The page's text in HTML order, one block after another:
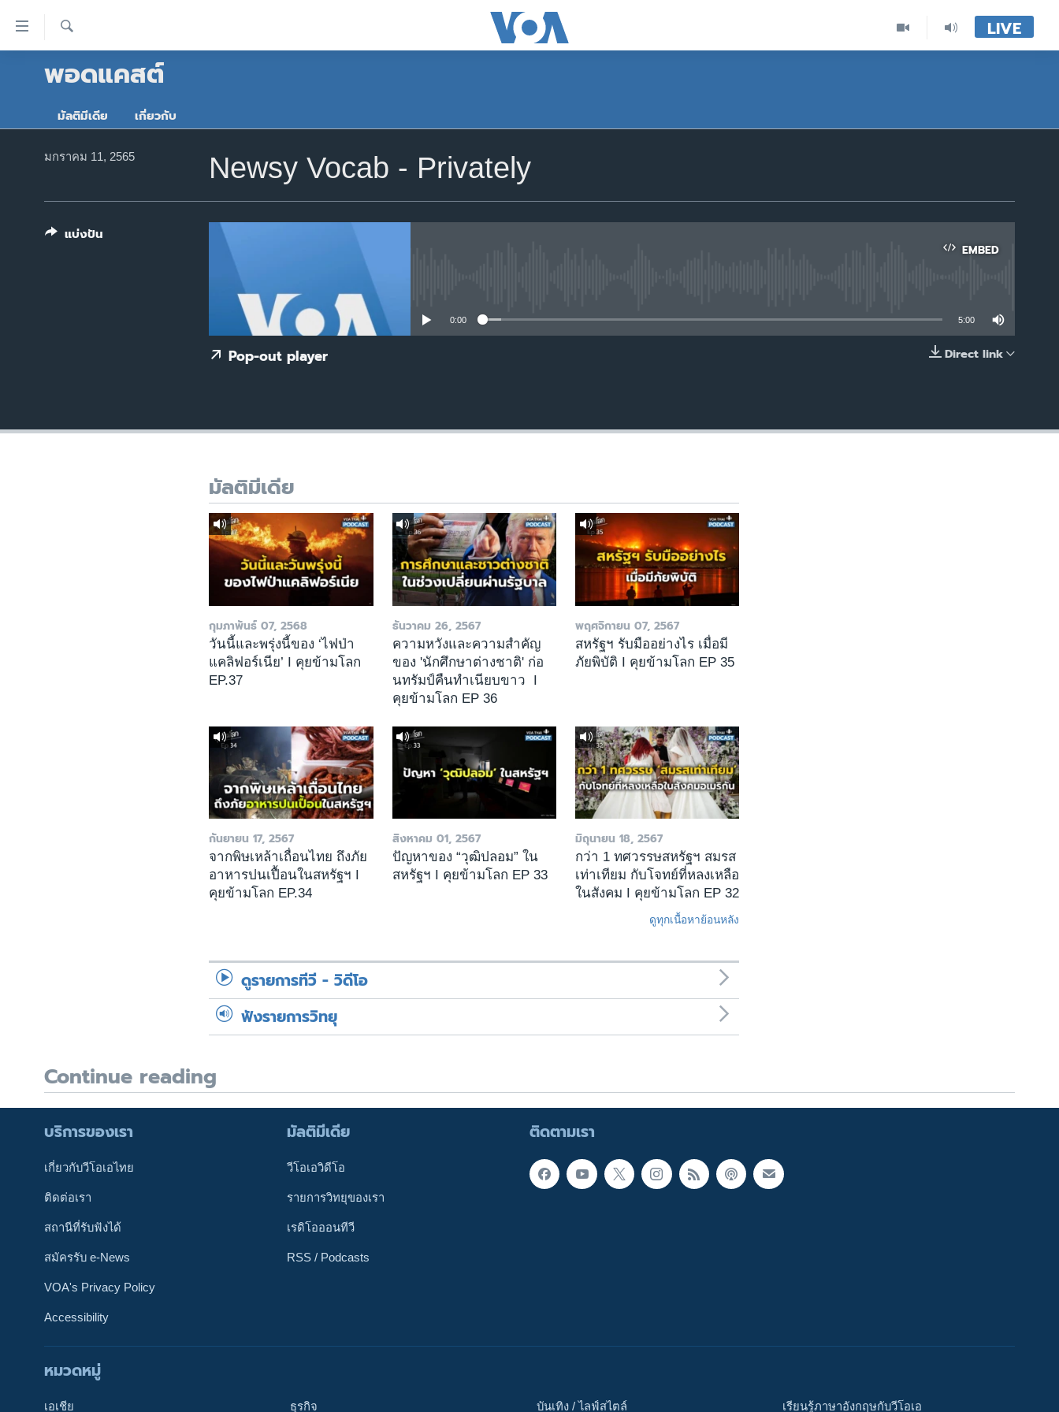
เนื้อหา
หน้าหลัก
เอเชีย
สหรัฐฯ
วิทยาศาสตร์
ติดตามเรา
LIVE
พอดแคสต์
มัลติมีเดีย เกี่ยวกับ
Newsy Vocab - Privately
มกราคม 11, 2565
EMBED
EMBED
0:00 5:00
Direct link
Pop-out player
แบ่งปัน
มัลติมีเดีย
กุมภาพันธ์ 07, 2568
วันนี้และพรุ่งนี้ของ ‘ไฟป่า
แคลิฟอร์เนีย’ I คุยข้ามโลก
EP.37
ธันวาคม 26, 2567
ความหวังและความสำคัญ
ของ 'นักศึกษาต่างชาติ' ก่อ
นทรัมป์คืนทำเนียบขาว I
คุยข้ามโลก EP 36
พฤศจิกายน 07, 2567
สหรัฐฯ รับมืออย่างไร เมื่อมี
ภัยพิบัติ I คุยข้ามโลก EP 35
กันยายน 17, 2567
จากพิษเหล้าเถื่อนไทย ถึงภัย
อาหารปนเปื้อนในสหรัฐฯ I
คุยข้ามโลก EP.34
สิงหาคม 01, 2567
ปัญหาของ “วุฒิปลอม” ใน
สหรัฐฯ I คุยข้ามโลก EP 33
มิถุนายน 18, 2567
กว่า 1 ทศวรรษสหรัฐฯ สมรส
เท่าเทียม กับโจทย์ที่หลงเหลือ
ในสังคม I คุยข้ามโลก EP 32
ดูทุกเนื้อหาย้อนหลัง
ดูรายการทีวี - วิดีโอ
ฟังรายการวิทยุ
Continue reading
ติดตามเรา
บริการของเรา
เกี่ยวกับวีโอเอไทย
ติดต่อเรา
สถานีที่รับฟังได้
สมัครรับ e-News
VOA's Privacy Policy
Accessibility
มัลติมีเดีย
วีโอเอวิดีโอ
รายการวิทยุของเรา
เรดิโอออนทีวี
RSS / Podcasts
หมวดหมู่
เอเชีย ธุรกิจ บันเทิง / ไลฟ์สไตล์ เรียนรู้ภาษาอังกฤษกับวีโอเอ